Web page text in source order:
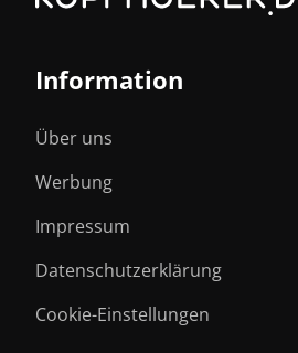
Information
Über uns
Werbung
Impressum
Datenschutzerklärung
Cookie-Einstellungen